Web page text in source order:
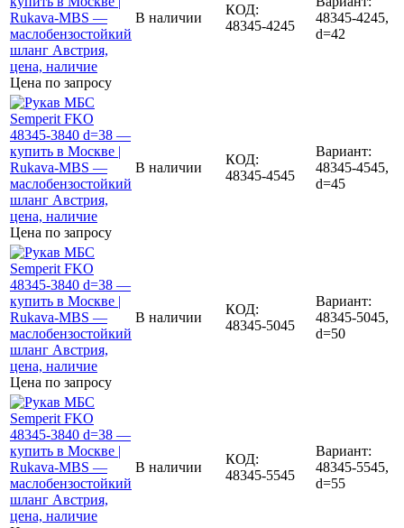
Цена по запросу
В наличии
КОД:
48345-4245
48345-4245,
d=42
Цена по запросу
В наличии
КОД:
48345-4545
Вариант:
48345-4545,
d=45
Цена по запросу
В наличии
КОД:
48345-5045
Вариант:
48345-5045,
d=50
В наличии
КОД:
48345-5545
Вариант:
48345-5545,
d=55